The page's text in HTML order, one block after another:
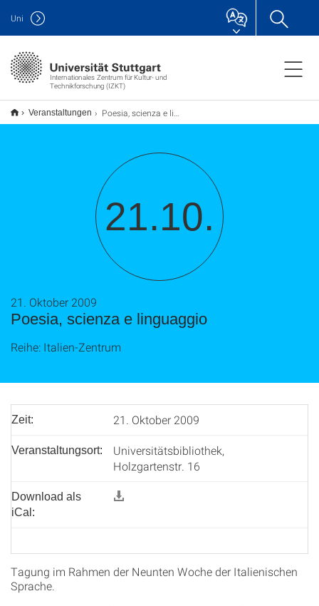
Internationales Zentrum für Kultur- und
Technikforschung (IZKT)
Uni
Veranstaltungen Poesia, scienza e linguaggio
21.10.
Poesia, scienza e linguaggio
21. Oktober 2009
Reihe: Italien-Zentrum
Zeit: 21. Oktober 2009
Veranstaltungsort:
Universitätsbibliothek,
Holzgartenstr. 16
Download als
iCal:
Tagung im Rahmen der Neunten Woche der Italienischen
Sprache.